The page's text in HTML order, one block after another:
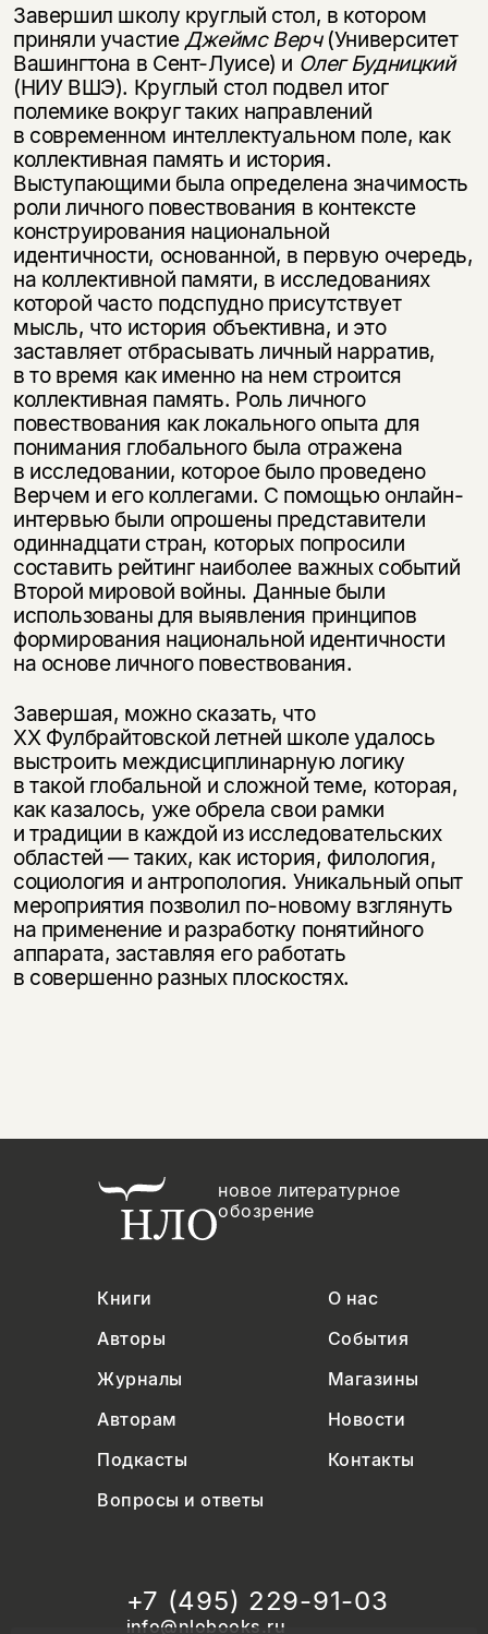
Завершил школу круглый стол, в котором
приняли участие Джеймс Верч(Университет
Вашингтона в Сент-Луисе) и Олег Будницкий
(НИУ ВШЭ). Круглый стол подвел итог
полемике вокруг таких направлений
в современном интеллектуальном поле, как
коллективная память и история.
Выступающими была определена значимость
роли личного повествования в контексте
конструирования национальной
идентичности, основанной, в первую очередь,
на коллективной памяти, в исследованиях
которой часто подспудно присутствует
мысль, что история объективна, и это
заставляет отбрасывать личный нарратив,
в то время как именно на нем строится
коллективная память. Роль личного
повествования как локального опыта для
понимания глобального была отражена
в исследовании, которое было проведено
Верчем и его коллегами. С помощью онлайн-
интервью были опрошены представители
одиннадцати стран, которых попросили
составить рейтинг наиболее важных событий
Второй мировой войны. Данные были
использованы для выявления принципов
формирования национальной идентичности
на основе личного повествования.
Завершая, можно сказать, что
XX Фулбрайтовской летней школе удалось
выстроить междисциплинарную логику
в такой глобальной и сложной теме, которая,
как казалось, уже обрела свои рамки
и традиции в каждой из исследовательских
областей — таких, как история, филология,
социология и антропология. Уникальный опыт
мероприятия позволил по-новому взглянуть
на применение и разработку понятийного
аппарата, заставляя его работать
в совершенно разных плоскостях.
новое литературное
обозрение
Книги
О нас
Авторы
События
Журналы
Магазины
Авторам
Новости
Подкасты
Контакты
Вопросы и ответы
+7 (495) 229-91-03
info@nlobooks.ru